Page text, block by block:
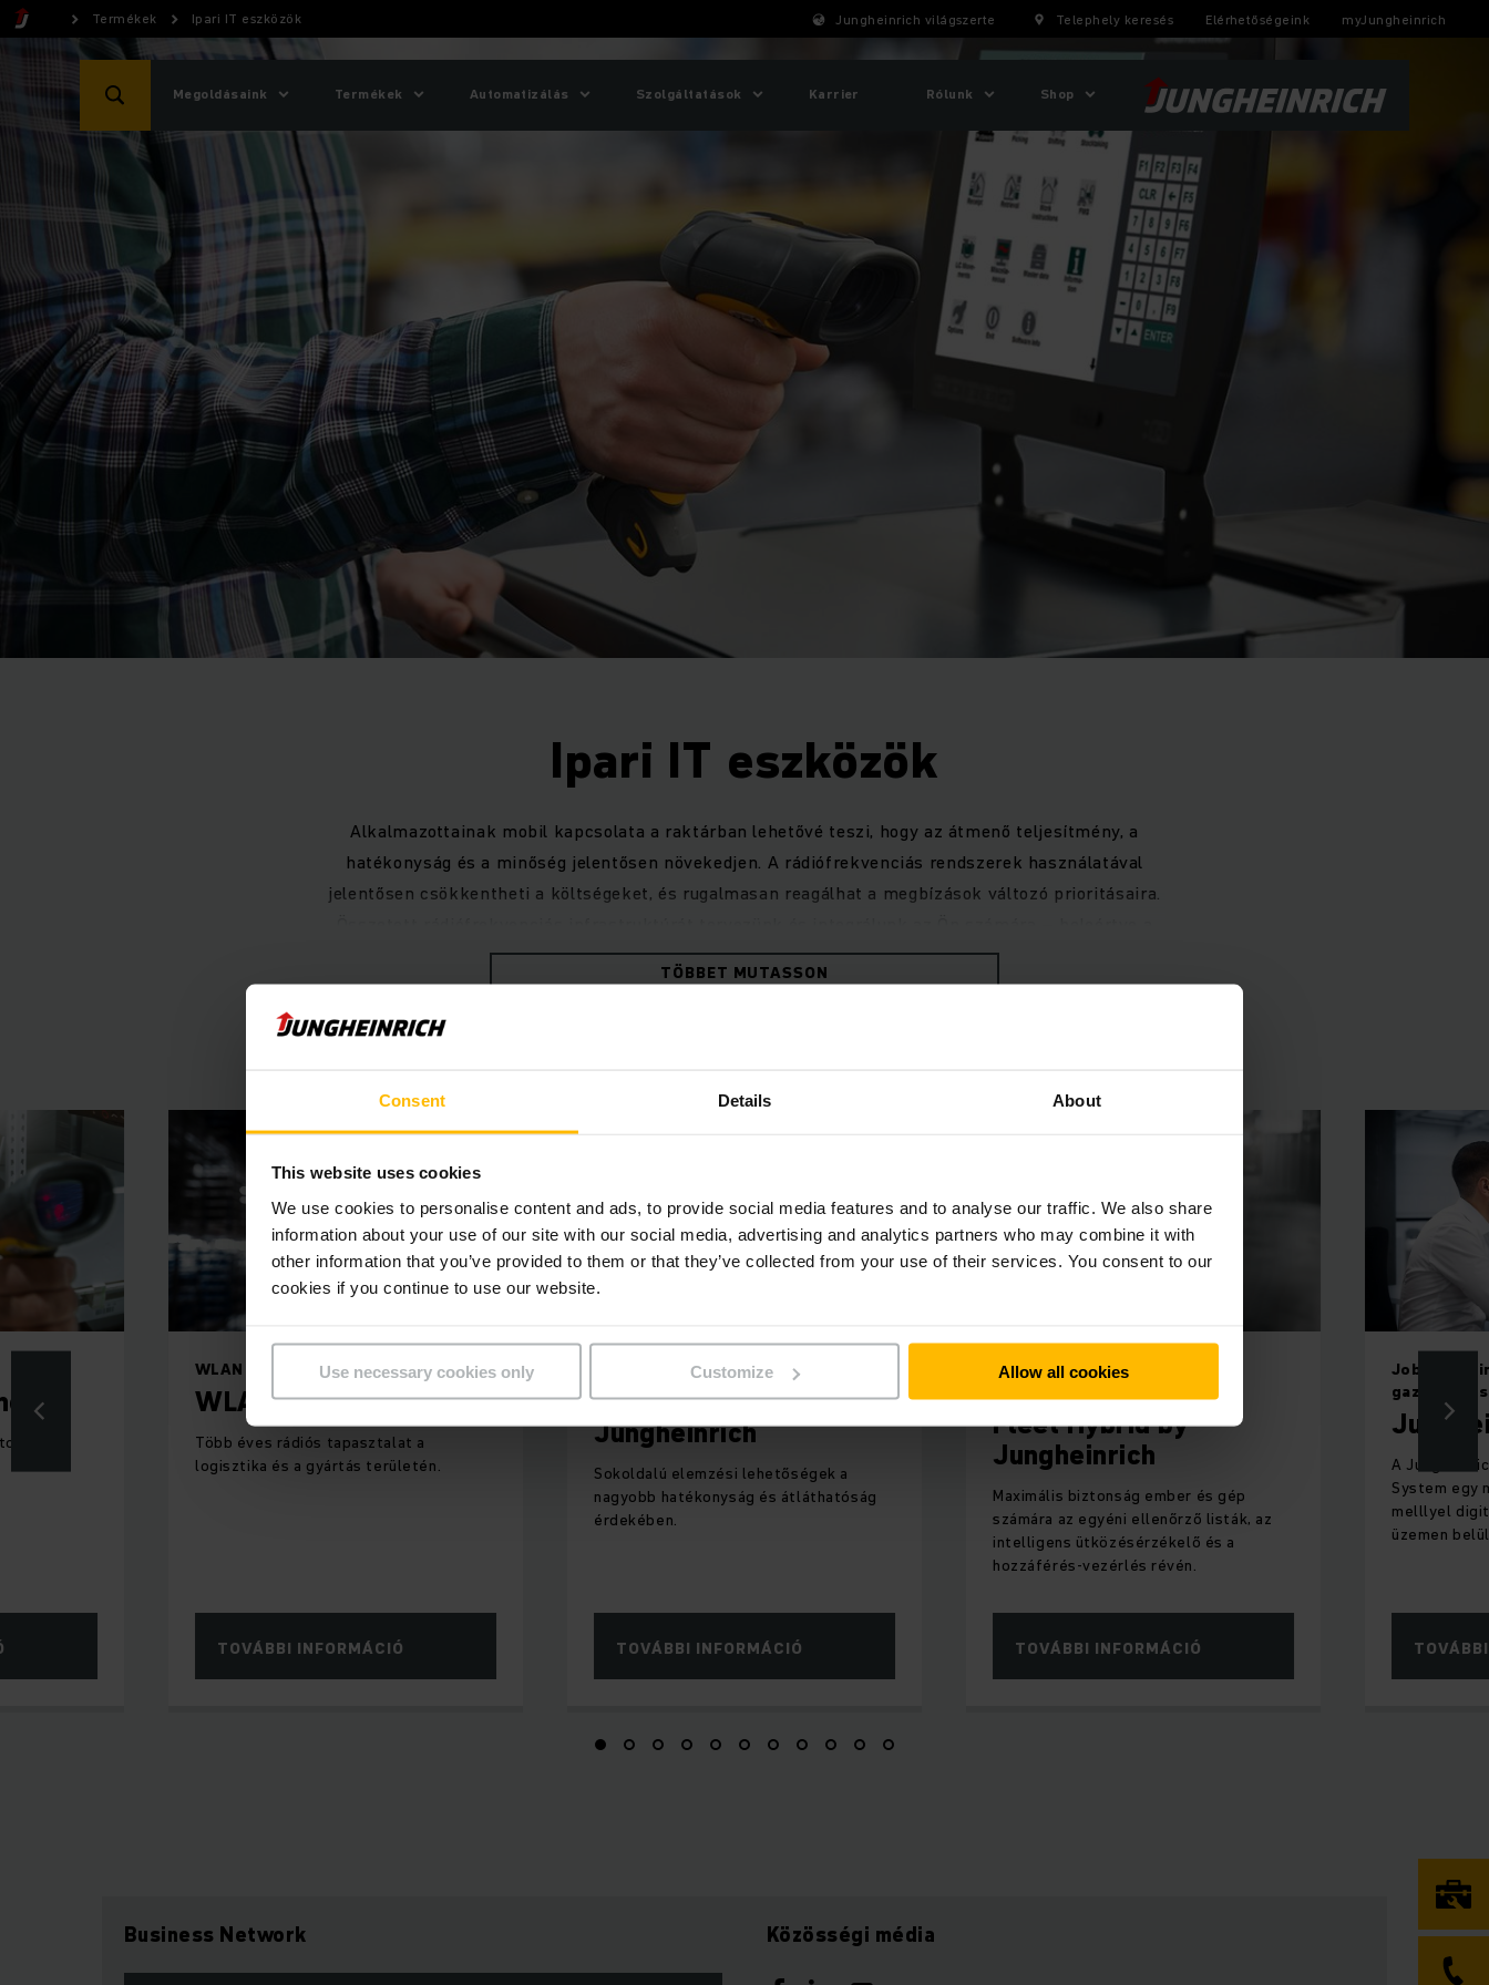
Consent Details About
This website uses cookies
We use cookies to personalise content and ads, to provide social media features and to analyse our traffic. We also share
information about your use of our site with our social media, advertising and analytics partners who may combine it with
other information that you’ve provided to them or that they’ve collected from your use of their services. You consent to our
cookies if you continue to use our website.
Use necessary cookies only Customize Allow all cookies
Termékek Ipari IT eszközök Jungheinrich világszerte Telephely keresés Elérhetőségeink myJungheinrich
Megoldásaink Termékek Automatizálás Szolgáltatások Karrier Rólunk Shop
Ipari IT eszközök
Alkalmazottainak mobil kapcsolata a raktárban lehetővé teszi, hogy az átmenő teljesítmény, a
hatékonyság és a minőség jelentősen növekedjen. A rádiófrekvenciás rendszerek használatával
jelentősen csökkentheti a költségeket, és rugalmasan reagálhat a megbízások változó prioritásaira.
jármű terminálokat, kézi terminálokat, vonalkód olvasókat, címkenyomtatókat, mobil trolikocsikat,
WLAN infrastruktúra stb. – olyan kiváló minőségű termékekkel és szolgáltatásokkal, mint pl.
üzembe helyezés és támogatás egy kézből, megbízható, leállás ellen biztosított folyamatot
TÖBBET MUTASSON
Fleet Enterprise a Jungheinrichtől
Fleet Enterprise by
Jungheinrich
Sokoldalú elemzési lehetőségek a
nagyobb hatékonyság és átláthatóság
érdekében.
TOVÁBBI INFORMÁCIÓ
Digitális termékek és szoftver
Fleet Hybrid by
Jungheinrich
Maximális biztonság ember és gép
számára az egyéni ellenőrző listák, az
intelligens ütközésérzékelő és a
hozzáférés-vezérlés révén.
TOVÁBBI INFORMÁCIÓ
Jobb
A
System egy
melllyel
üzemen
WLAN infrastruktúra
WLAN infrastruktúra
Több éves rádiós tapasztalat a
logisztika és a gyártás területén.
TOVÁBBI INFORMÁCIÓ
Business Network Közösségi média